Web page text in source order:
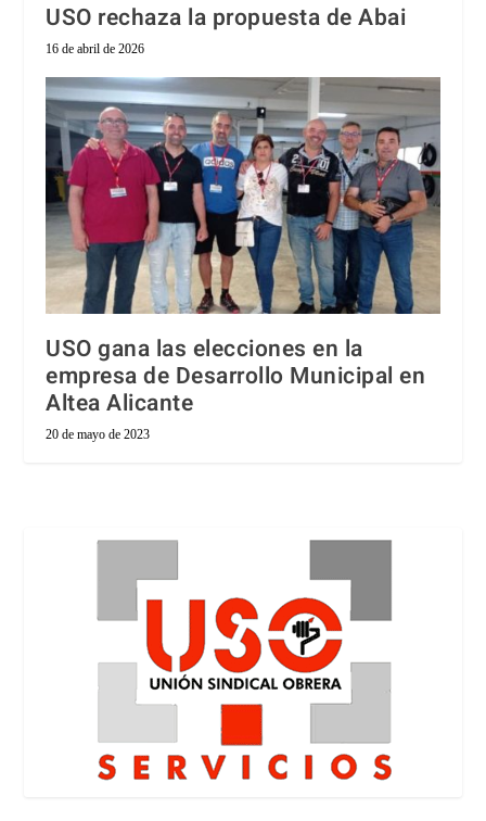
USO rechaza la propuesta de Abai
16 de abril de 2026
USO gana las elecciones en la
empresa de Desarrollo Municipal en
Altea Alicante
20 de mayo de 2023